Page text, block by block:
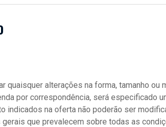
quaisquer alterações na forma, tamanho ou
por correspondência, será especificado
indicados na oferta não poderão ser
que prevalecem sobre todas as